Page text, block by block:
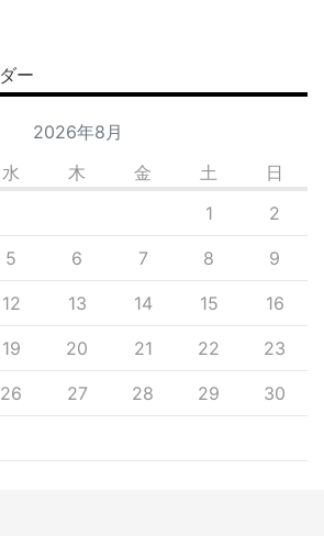
ー
2026年8月
水 木 金 土 日
1 2
5 6 7 8 9
12 13 14 15 16
19 20 21 22 23
26 27 28 29 30